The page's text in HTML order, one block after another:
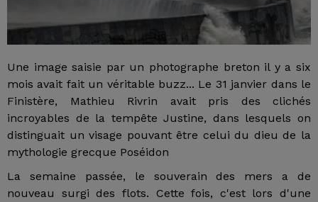
Une image saisie par un photographe breton il y a six
mois avait fait un véritable buzz... Le 31 janvier dans le
Finistère, Mathieu Rivrin avait pris des clichés
incroyables de la tempête Justine, dans lesquels on
distinguait un visage pouvant être celui du dieu de la
mythologie grecque Poséidon
La semaine passée, le souverain des mers a de
nouveau surgi des flots. Cette fois, c'est lors d'une